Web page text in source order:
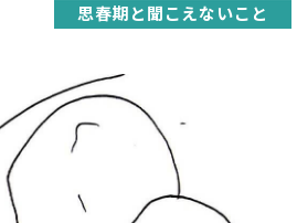
思春期と聞こえないこと